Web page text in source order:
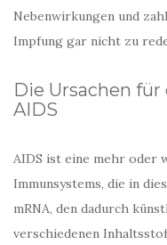
Nebenwirkungen und
Impfung gar nicht zu
Die Ursachen
AIDS
AIDS ist eine mehr oder
Immunsystems, die in
mRNA, den dadurch
verschiedenen